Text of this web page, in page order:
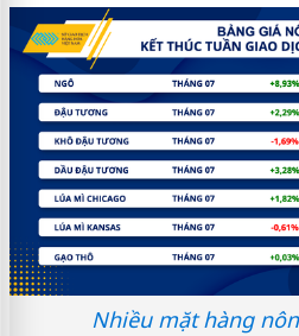
Nhiều mặt hàng